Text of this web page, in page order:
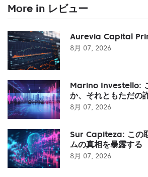
More in レビュー
Aurevia Capital
8月 07, 2026
Marino Investello:
か、それともただの
8月 07, 2026
Sur Capiteza: この
ムの真相を暴露する
8月 07, 2026